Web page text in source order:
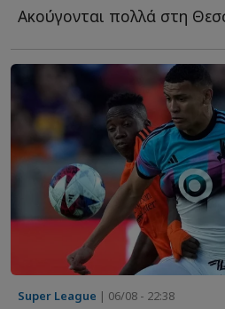
Super League | 06/08 - 22:38